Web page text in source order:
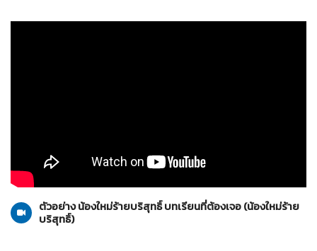
24-04-2553
ตัวอย่าง น้องใหม่ร้ายบริสุทธิ์ บทเรียนที่ต้องเจอ (น้องใหม่ร้าย
บริสุทธิ์)